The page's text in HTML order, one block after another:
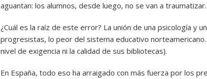
aguantan: los alumnos, desde luego, no se van a traumatizar.
¿Cuál es la raíz de este error? La unión de una psicología y
progresistas, lo peor del sistema educativo
nivel de exigencia ni la calidad de sus bibliotecas).
En España, todo eso ha arraigado con más fuerza por los